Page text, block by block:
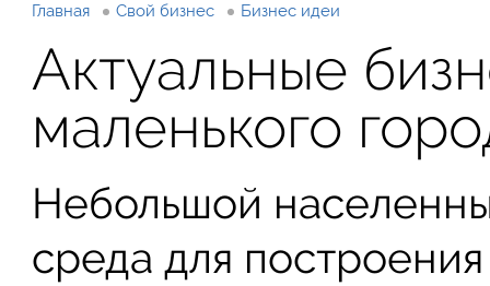
Главная Свой бизнес Бизнес идеи
Актуальные
маленького
Небольшой
среда для